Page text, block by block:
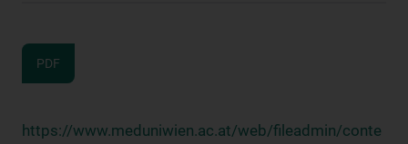
PDF
https://www.meduniwien.ac.at/web/fileadmin/conte